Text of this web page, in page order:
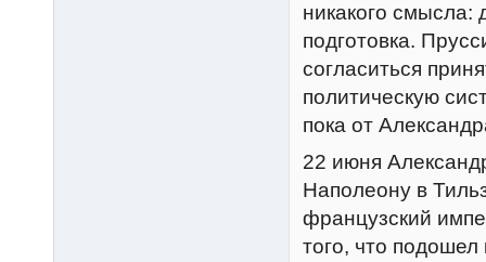
никакого смысла:
подготовка.
согласиться
политическую
пока от
22 июня
Наполеону в
французский
того, что подошел